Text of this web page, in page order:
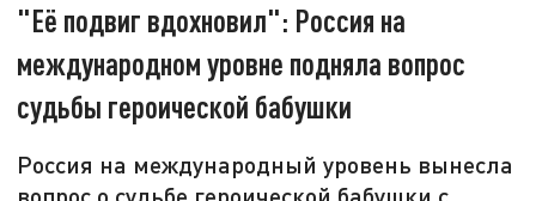
"Её подвиг вдохновил": Россия на
международном уровне подняла вопрос
судьбы героической бабушки
Россия на международный уровень вынесла
вопрос о судьбе героической бабушки с